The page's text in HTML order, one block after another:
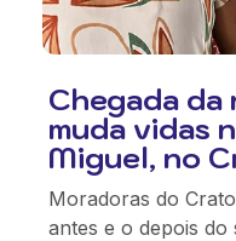
Chegada
muda vidas
Miguel, no
Moradoras do
antes e o depois do